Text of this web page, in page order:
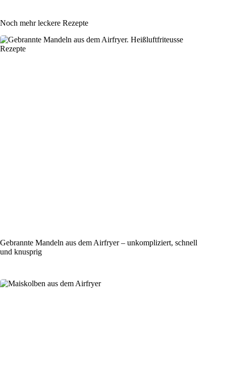
Noch mehr leckere Rezepte
Gebrannte Mandeln aus dem Airfryer – unkompliziert, schnell
und knusprig